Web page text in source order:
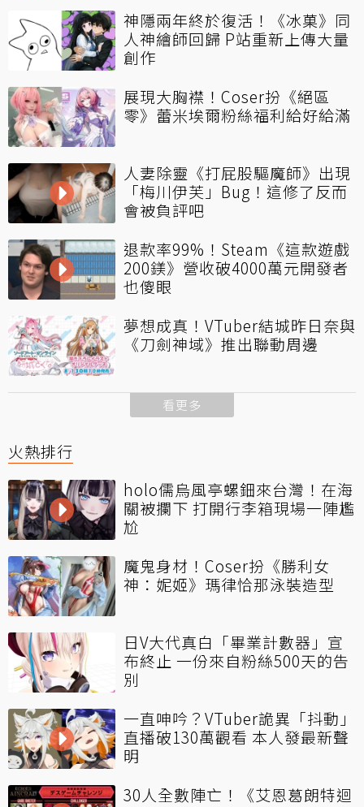
神隱兩年終於復活！《冰菓》同
人神繪師回歸 P站重新上傳大量
創作
展現大胸襟！Coser扮《絕區
零》蕾米埃爾粉絲福利給好給滿
人妻除靈《打屁股驅魔師》出現
「梅川伊芙」Bug！這修了反而
會被負評吧
退款率99%！Steam《這款遊戲
200鎂》營收破4000萬元開發者
也傻眼
夢想成真！VTuber結城昨日奈與
《刀劍神域》推出聯動周邊
看更多
火熱排行
holo儒烏風亭螺鈿來台灣！在海
關被攔下 打開行李箱現場一陣尷
尬
魔鬼身材！Coser扮《勝利女
神：妮姬》瑪律恰那泳裝造型
日V大代真白「畢業計數器」宣
布終止 一份來自粉絲500天的告
別
一直呻吟？VTuber詭異「抖動」
直播破130萬觀看 本人發最新聲
明
30人全數陣亡！《艾恩葛朗特迴